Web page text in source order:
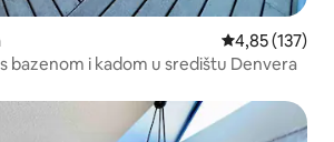
Prosječna
4,85 (137)
bazenom i kadom u središtu Denvera